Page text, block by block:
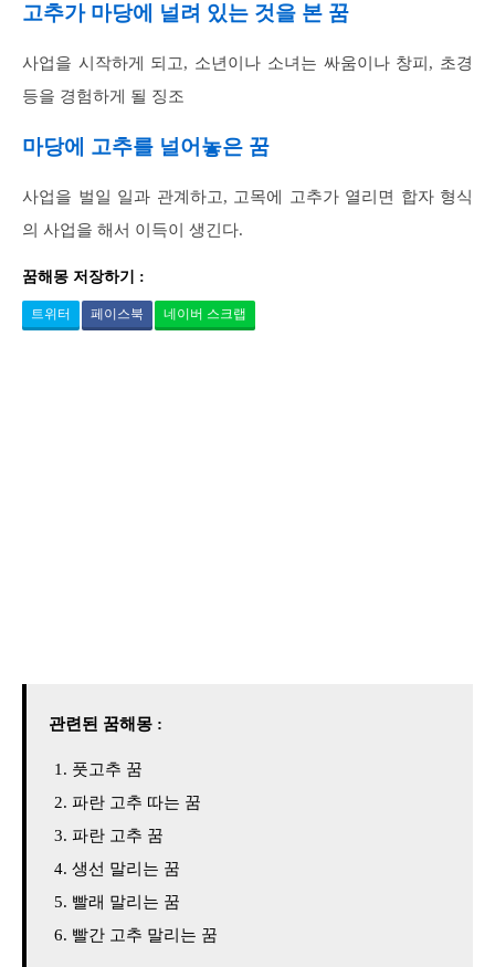
고추가 마당에 널려 있는 것을 본 꿈
사업을 시작하게 되고, 소년이나 소녀는 싸움이나 창피, 초경
등을 경험하게 될 징조
마당에 고추를 널어놓은 꿈
사업을 벌일 일과 관계하고, 고목에 고추가 열리면 합자 형식
의 사업을 해서 이득이 생긴다.
꿈해몽 저장하기 :
트위터 페이스북 네이버 스크랩
관련된 꿈해몽 :
풋고추 꿈
파란 고추 따는 꿈
파란 고추 꿈
생선 말리는 꿈
빨래 말리는 꿈
빨간 고추 말리는 꿈